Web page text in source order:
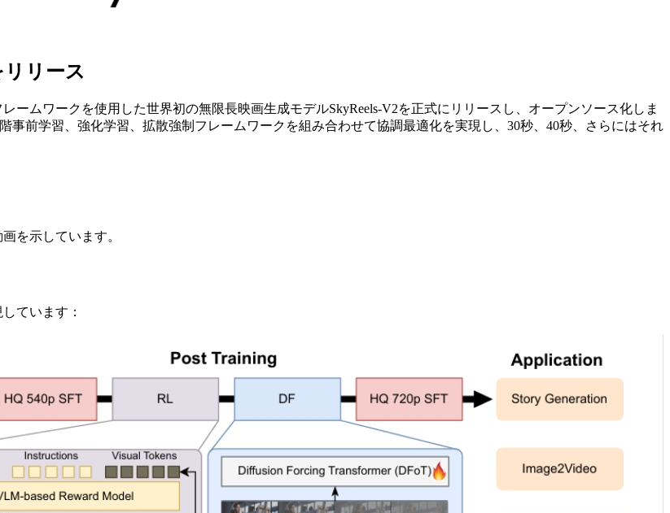
リリース
ームワークを使用した世界初の無限長映画生成モデルSkyReels-V2を正式にリリースし、オープンソース化しま
前学習、強化学習、拡散強制フレームワークを組み合わせて協調最適化を実現し、30秒、40秒、さらにはそれ
を示しています。
ています：